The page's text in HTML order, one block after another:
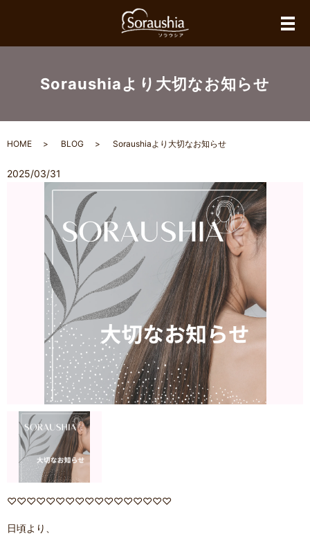
メ
Soraushiaより大切なお知らせ
HOME BLOG Soraushiaより大切なお知らせ
2025/03/31
♡♡♡♡♡♡♡♡♡♡♡♡♡♡♡♡♡
日頃より、